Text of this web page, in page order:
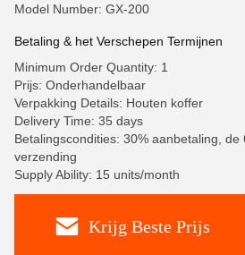
Model Number: GX-200
Betaling & het Verschepen Termijnen
Minimum Order Quantity: 1
Prijs: Onderhandelbaar
Verpakking Details: Houten koffer
Delivery Time: 35 days
Betalingscondities: 30% aanbetaling, de
verzending
Supply Ability: 15 units/month
Krijg Beste Prijs